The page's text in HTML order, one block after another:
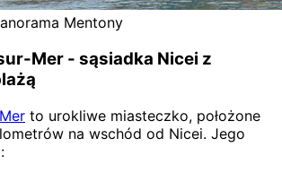
Mentony
Mer - sąsiadka Nicei z
to urokliwe miasteczko, położone
na wschód od Nicei. Jego